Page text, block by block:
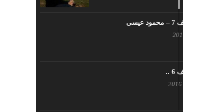
يوم مختلف 7 – محمود عيسى
يوم مختلف 6 ..